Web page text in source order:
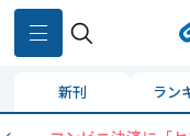
新刊 ラン